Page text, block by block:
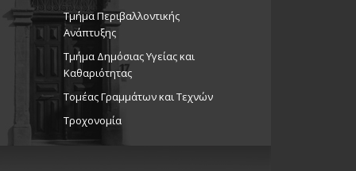
Τμήμα Περιβαλλοντικής
Ανάπτυξης
Tμήμα Δημόσιας Υγείας και
Καθαριότητας
Τομέας Γραμμάτων και Τεχνών
Τροχονομία